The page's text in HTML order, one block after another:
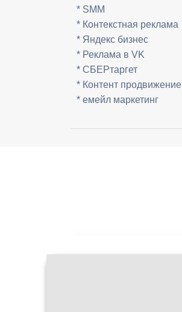
* SMM
* Контекстная реклама
* Яндекс бизнес
* Реклама в VK
* СБЕРтаргет
* Контент продвижение
* емейл маркетинг